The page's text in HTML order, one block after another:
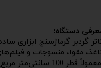
دستگاه:
گردبر گرماژسنج ابزاری
مقوا، منسوجات و